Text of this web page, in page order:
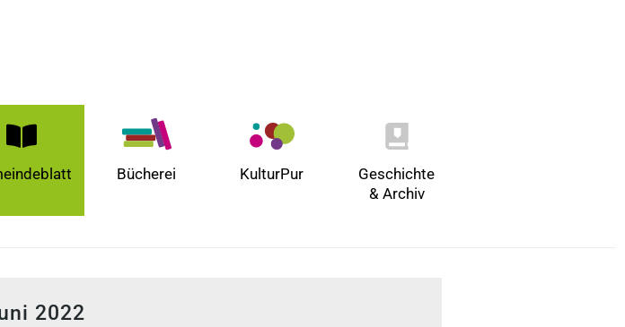
Bücherei KulturPur
Geschichte
& Archiv
2022